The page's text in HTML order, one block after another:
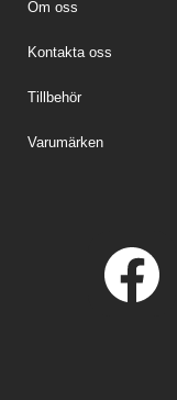
Om oss
Kontakta oss
Tillbehör
Varumärken